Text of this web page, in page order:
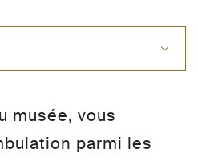
musée, vous
parmi les